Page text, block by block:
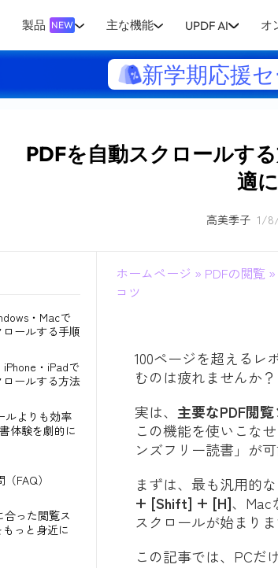
製品 NEW 主な機能 UPDF AI オ
新学期応援
PDFを自動スクロールす
適
高美季子 1/
・Macで
ールする手順
・iPadで
ールする方法
ルよりも効率
体験を劇的に
FAQ）
合った閲覧ス
っと身近に
ホームページ » PDFの閲覧»
コツ
100ページを超えるレ
むのは疲れませんか？
実は、 主要なPDF閲
この機能を使いこな
ンズフリー読書」が可
まずは、最も汎用的
+ [Shift] + [H]、Mac
スクロールが始まりま
この記事では、PCだ